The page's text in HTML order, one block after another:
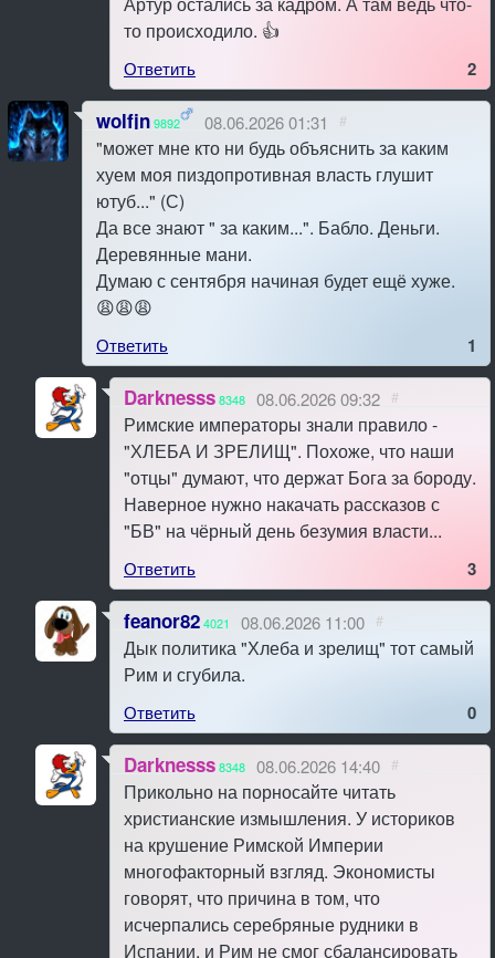
то происходило. 👍
Ответить 2
wolfjn9892 08.06.2026 01:31 #
"может мне кто ни будь объяснить за каким
хуем моя пиздопротивная власть глушит
ютуб..." (С)
Да все знают " за каким...". Бабло. Деньги.
Деревянные мани.
Думаю с сентября начиная будет ещё хуже.
😩😩😩
Ответить 1
Darknesss8348 08.06.2026 09:32 #
Римские императоры знали правило -
"ХЛЕБА И ЗРЕЛИЩ". Похоже, что наши
"отцы" думают, что держат Бога за бороду.
Наверное нужно накачать рассказов с
"БВ" на чёрный день безумия власти...
Ответить 3
feanor824021 08.06.2026 11:00 #
Дык политика "Хлеба и зрелищ" тот самый
Рим и сгубила.
Ответить 0
Darknesss8348 08.06.2026 14:40 #
Прикольно на порносайте читать
христианские измышления. У историков
на крушение Римской Империи
многофакторный взгляд. Экономисты
говорят, что причина в том, что
исчерпались серебряные рудники в
Испании, и Рим не смог сбалансировать